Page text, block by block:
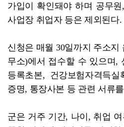
가입이 확인돼야 하며 공무
사업장 취업자 등은 제외된다.
신청은 매월 30일까지 주소
무소)에서 접수할 수 있으며,
등록초본, 건강보험자격득실
증명, 통장사본 등 관련 서류
군은 거주 기간, 나이, 취업